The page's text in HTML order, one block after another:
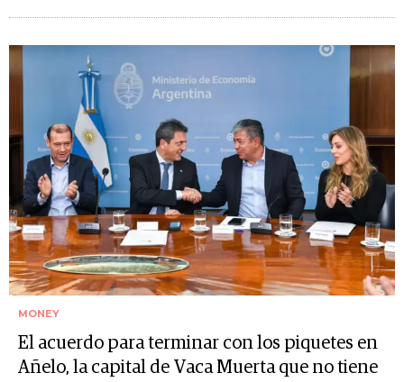
MONEY
El acuerdo para terminar con los piquetes en
Añelo, la capital de Vaca Muerta que no tiene